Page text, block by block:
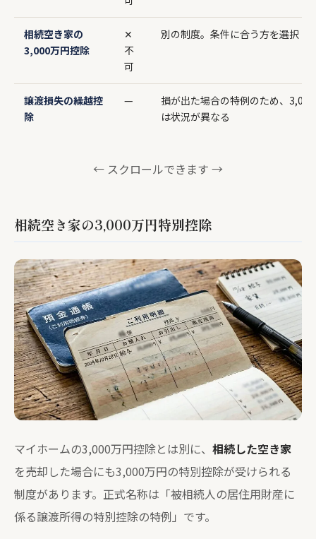
相続空き家の
3,000万円控除
✕
不
可
別の制度。条件に合う方を選択
譲渡損失の繰越控
除
—
損が出た場合の特例のため、
は状況が異なる
← スクロールできます →
相続空き家の3,000万円特別控除
マイホームの3,000万円控除とは別に、 相続した空き家
を売却した場合にも3,000万円の特別控除が受けられる
制度があります。正式名称は「被相続人の居住用財産に
係る譲渡所得の特別控除の特例」です。